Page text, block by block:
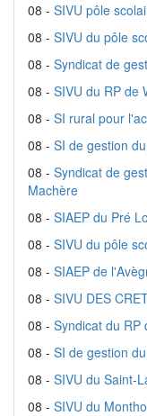
08 - SIVU pôle
08 - SIVU du pôle
08 - Syndicat de
08 - SIVU du RP de
08 - SI rural pour
08 - SI de gestion
08 - Syndicat de
Machère
08 - SIAEP du Pré
08 - SIVU du pôle
08 - SIAEP de
08 - SIVU DES
08 - Syndicat du RP
08 - SI de gestion
08 - SIVU du Saint-
08 - SIVU du